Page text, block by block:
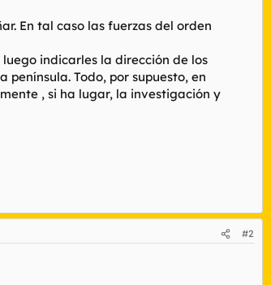
En tal caso las fuerzas del orden
indicarles la dirección de los
Todo, por supuesto, en
, si ha lugar, la investigación y
#2